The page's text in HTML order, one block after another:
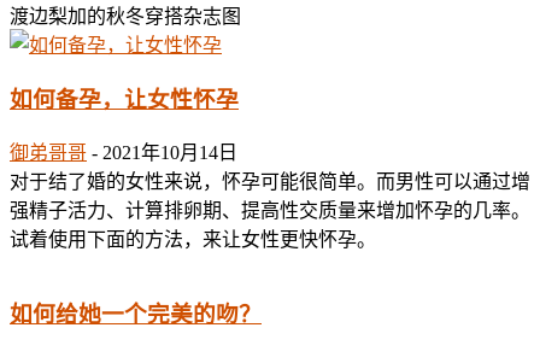
渡边梨加的秋冬穿搭杂志图
如何备孕，让女性怀孕
御弟哥哥 - 2021年10月14日
对于结了婚的女性来说，怀孕可能很简单。而男性可以通过增
强精子活力、计算排卵期、提高性交质量来增加怀孕的几率。
试着使用下面的方法，来让女性更快怀孕。
如何给她一个完美的吻？